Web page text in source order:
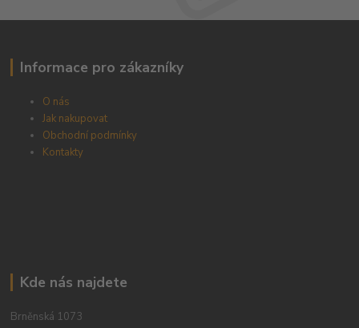
Informace pro zákazníky
O nás
Jak nakupovat
Obchodní podmínky
Kontakty
Kde nás najdete
Brněnská 1073